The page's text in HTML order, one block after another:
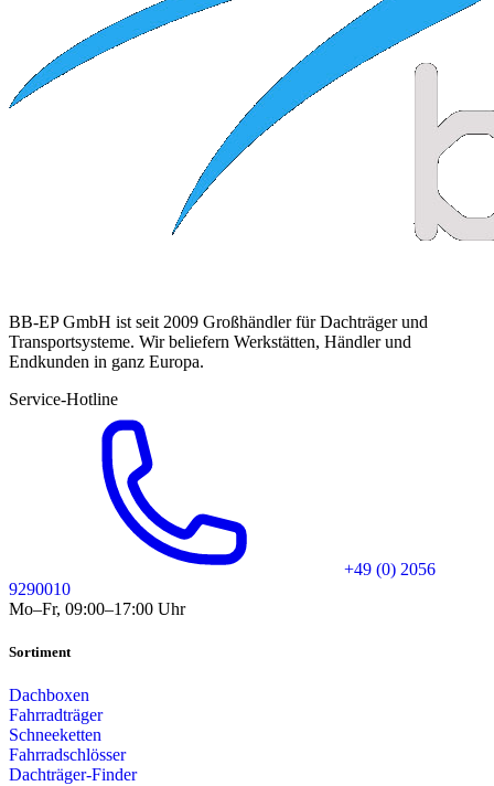
BB-EP GmbH ist seit 2009 Großhändler für Dachträger und
Transportsysteme. Wir beliefern Werkstätten, Händler und
Endkunden in ganz Europa.
Service-Hotline
+49 (0) 2056
9290010
Mo–Fr, 09:00–17:00 Uhr
Sortiment
Dachboxen
Fahrradträger
Schneeketten
Fahrradschlösser
Dachträger-Finder